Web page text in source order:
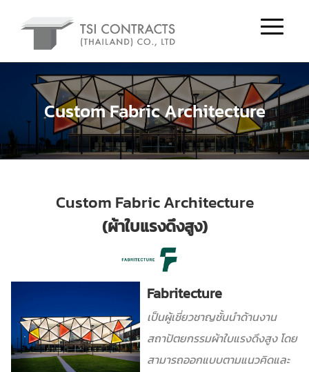
Custom Fabric Architecture
Custom Fabric Architecture
(ผ้าใบแรงดึงสูง)
Fabritecture
เป็นผู้เชี่ยวชาญชั้นนำด้านงาน
สถาปัตยกรรมผ้าใบแรงดึงสูง โดย
สามารถออกแบบตามแนวคิดและ